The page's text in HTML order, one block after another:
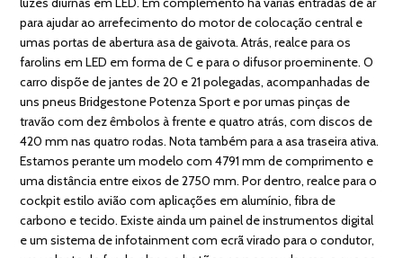
para ajudar ao arrefecimento do motor de colocação central e
umas portas de abertura asa de gaivota. Atrás, realce para os
farolins em LED em forma de C e para o difusor proeminente. O
carro dispõe de jantes de 20 e 21 polegadas, acompanhadas de
uns pneus Bridgestone Potenza Sport e por umas pinças de
travão com dez êmbolos à frente e quatro atrás, com discos de
420 mm nas quatro rodas. Nota também para a asa traseira ativa.
Estamos perante um modelo com 4791 mm de comprimento e
uma distância entre eixos de 2750 mm. Por dentro, realce para o
cockpit estilo avião com aplicações em alumínio, fibra de
carbono e tecido. Existe ainda um painel de instrumentos digital
e um sistema de infotainment com ecrã virado para o condutor,